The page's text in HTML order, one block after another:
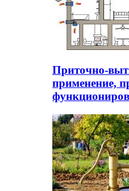
Приточно-
применение,